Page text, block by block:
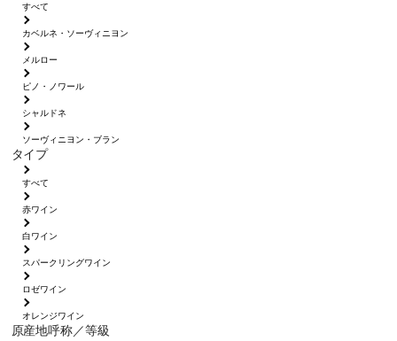
すべて
カベルネ・ソーヴィニヨン
メルロー
ピノ・ノワール
シャルドネ
ソーヴィニヨン・ブラン
タイプ
すべて
赤ワイン
白ワイン
スパークリングワイン
ロゼワイン
オレンジワイン
原産地呼称／等級